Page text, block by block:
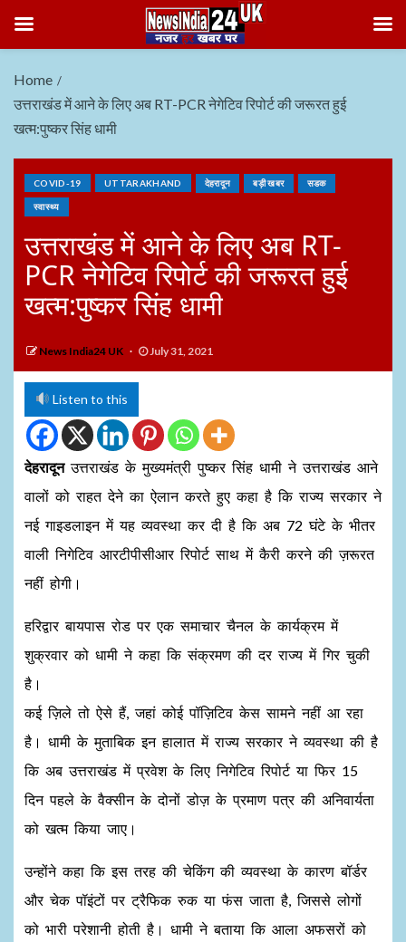
Home
उत्तराखंड में आने के लिए अब RT-PCR नेगेटिव रिपोर्ट की जरूरत हुई
खत्म:पुष्कर सिंह धामी
COVID-19 UTTARAKHAND देहरादून बड़ी खबर सडक
स्वास्थ्य
उत्तराखंड में आने के लिए अब RT-
PCR नेगेटिव रिपोर्ट की जरूरत हुई
खत्म:पुष्कर सिंह धामी
News India24 UK July 31, 2021
Listen to this
देहरादूनउत्तराखंड के मुख्यमंत्री पुष्कर सिंह धामी ने उत्तराखंड आने
वालों को राहत देने का ऐलान करते हुए कहा है कि राज्य सरकार ने
नई गाइडलाइन में यह व्यवस्था कर दी है कि अब 72 घंटे के भीतर
वाली निगेटिव आरटीपीसीआर रिपोर्ट साथ में कैरी करने की ज़रूरत
नहीं होगी।
हरिद्वार बायपास रोड पर ​एक समाचार चैनल के कार्यक्रम में
शुक्रवार को धामी ने कहा कि संक्रमण की दर राज्य में गिर चुकी
है।
कई ज़िले तो ऐसे हैं, जहां कोई पॉज़िटिव केस सामने नहीं आ रहा
है। धामी के मुताबिक इन हालात में राज्य सरकार ने व्यवस्था की है
कि अब उत्तराखंड में प्रवेश के लिए निगेटिव रिपोर्ट या फिर 15
दिन पहले के वैक्सीन के दोनों डोज़ के प्रमाण पत्र की ​अनिवार्यता
को खत्म किया जाए।
उन्होंने कहा कि इस तरह की चेकिंग की व्यवस्था के कारण बॉर्डर
और चेक पॉइंटों पर ट्रैफिक रुक या फंस जाता है, जिससे लोगों
को भारी परेशानी होती है। धामी ने बताया कि आला अफसरों को